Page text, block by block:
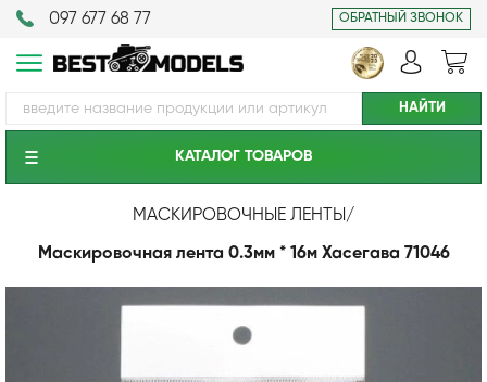
097 677 68 77 ОБРАТНЫЙ ЗВОНОК
КАТАЛОГ ТОВАРОВ
МАСКИРОВОЧНЫЕ ЛЕНТЫ /
Маскировочная лента 0.3мм * 16м Хасегава 71046